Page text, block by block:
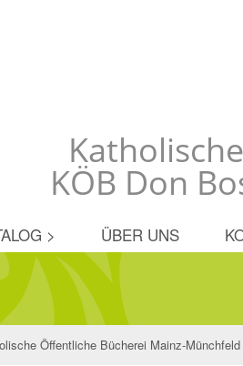
KÖB Don
> ÜBER UNS
Öffentliche Bücherei Mainz-